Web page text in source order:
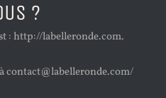
?
: http://labelleronde.com.
contact@labelleronde.com/